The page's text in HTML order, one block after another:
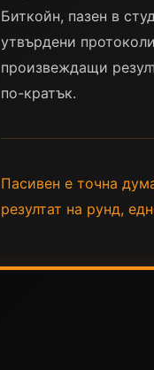
Биткойн, пазен в
утвърдени
произвеждащи
по-кратък.
Пасивен е точна
резултат на рунд,